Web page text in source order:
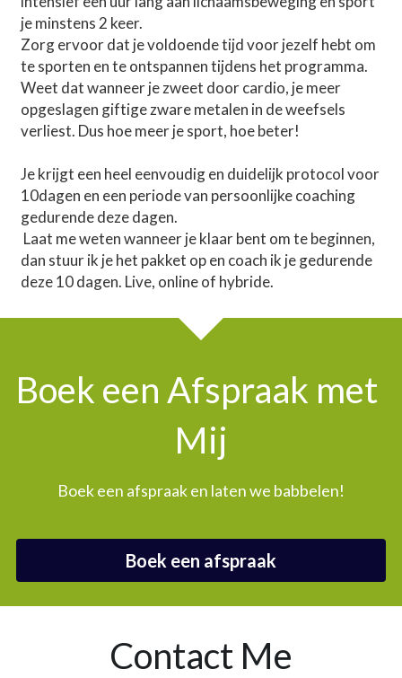
je minstens 2 keer.
Zorg ervoor dat je voldoende tijd voor jezelf hebt om
te sporten en te ontspannen tijdens het programma.
Weet dat wanneer je zweet door cardio, je meer
opgeslagen giftige zware metalen in de weefsels
verliest. Dus hoe meer je sport, hoe beter!
Je krijgt een heel eenvoudig en duidelijk protocol voor
10dagen en een periode van persoonlijke coaching
gedurende deze dagen.
dan stuur ik je het pakket op en coach ik je gedurende
deze 10 dagen. Live, online of hybride.
Boek een Afspraak met
Mij
Boek een afspraak en laten we babbelen!
Boek een afspraak
Contact Me